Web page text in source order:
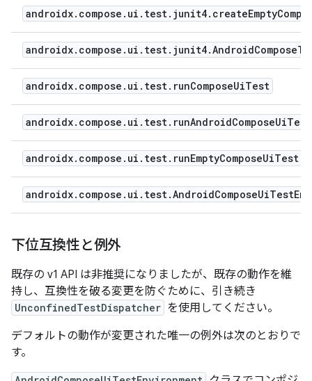
androidx.compose.ui.test.runComposeUiTest
androidx.compose.ui.test.runAndroidComposeUiTest
androidx.compose.ui.test.runEmptyComposeUiTest
下位互換性と例外
既存の v1 API は非推奨になりましたが、既存の動作を維
持し、互換性を破る変更を防ぐために、引き続き
UnconfinedTestDispatcher を使用してください。
デフォルトの動作が変更された唯一の例外は次のとおりで
す。